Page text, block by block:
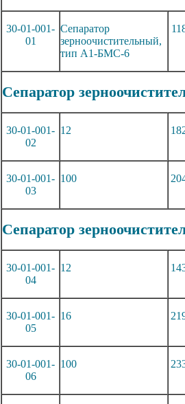
30-01-001-
01
Сепаратор
зерноочистительный,
тип А1-БМС-6
Сепаратор
30-01-001-
02
12
30-01-001-
03
100
Сепаратор
30-01-001-
04
12
30-01-001-
05
16
30-01-001-
06
100